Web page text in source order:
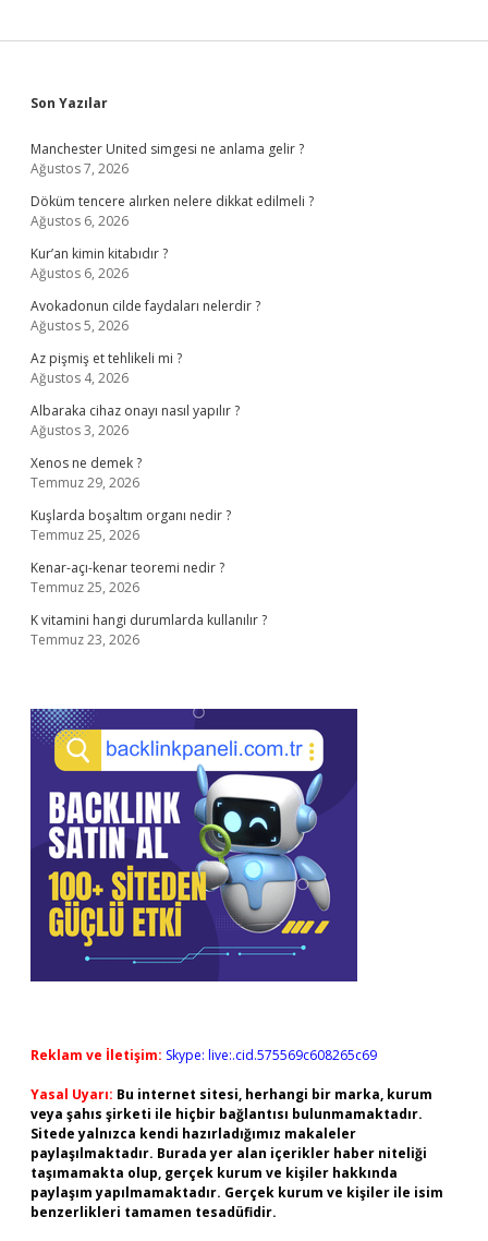
Sidebar
Son Yazılar
Manchester United simgesi ne anlama gelir ?
Ağustos 7, 2026
Döküm tencere alırken nelere dikkat edilmeli ?
Ağustos 6, 2026
Kur’an kimin kitabıdır ?
Ağustos 6, 2026
Avokadonun cilde faydaları nelerdir ?
Ağustos 5, 2026
Az pişmiş et tehlikeli mi ?
Ağustos 4, 2026
Albaraka cihaz onayı nasıl yapılır ?
Ağustos 3, 2026
Xenos ne demek ?
Temmuz 29, 2026
Kuşlarda boşaltım organı nedir ?
Temmuz 25, 2026
Kenar-açı-kenar teoremi nedir ?
Temmuz 25, 2026
K vitamini hangi durumlarda kullanılır ?
Temmuz 23, 2026
Reklam ve İletişim: Skype: live:.cid.575569c608265c69
Yasal Uyarı: Bu internet sitesi, herhangi bir marka, kurum
veya şahıs şirketi ile hiçbir bağlantısı bulunmamaktadır.
Sitede yalnızca kendi hazırladığımız makaleler
paylaşılmaktadır. Burada yer alan içerikler haber niteliği
taşımamakta olup, gerçek kurum ve kişiler hakkında
paylaşım yapılmamaktadır. Gerçek kurum ve kişiler ile isim
benzerlikleri tamamen tesadüfidir.